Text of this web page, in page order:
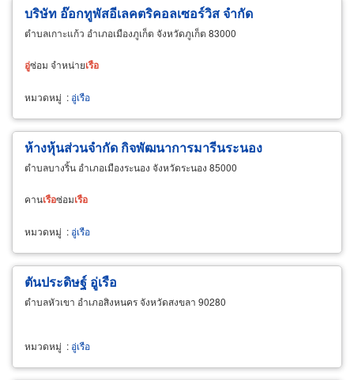
บริษัท อ๊อกทูพัสอีเลคตริคอลเซอร์วิส จำกัด
ตำบลเกาะแก้ว อำเภอเมืองภูเก็ต จังหวัดภูเก็ต 83000
อู่ซ่อม จำหน่ายเรือ
หมวดหมู่ : อู่เรือ
ห้างหุ้นส่วนจำกัด กิจพัฒนาการมารีนระนอง
ตำบลบางริ้น อำเภอเมืองระนอง จังหวัดระนอง 85000
คานเรือซ่อมเรือ
หมวดหมู่ : อู่เรือ
ตันประดิษฐ์ อู่เรือ
ตำบลหัวเขา อำเภอสิงหนคร จังหวัดสงขลา 90280
หมวดหมู่ : อู่เรือ